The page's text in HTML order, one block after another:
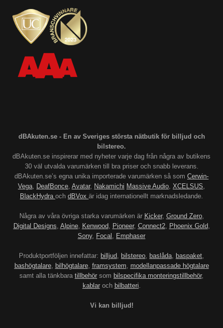
dBAkuten.se - En av Sveriges största nätbutik för billjud och
bilstereo.
dBAkuten.se inspirerar med nyheter varje dag från några av butikens
30 väl utvalda varumärken till bra priser och snabb leverans.
dBAkuten.se’s egna unika importerade varumärken så som Cerwin-
Vega, DeafBonce, Avatar, Nakamichi Massive Audio, XCELSUS,
BlackHydra och dBVox är idag internationellt marknadsledande.
Några av våra övriga starka varumärken är Kicker, Ground Zero,
Digital Designs, Alpine, Kenwood, Pioneer, Connect2, Phoenix Gold,
Sony, Focal , Emphaser
Produktportföljen innefattar: billjud, bilstereo, baslåda, baspaket,
bashögtalare, bilhögtalare, framsystem, modellanpassade högtalare
samt alla tänkbara tillbehör som bilspecifika monteringstillbehör,
kablaroch bilbatteri.
Vi kan billjud!